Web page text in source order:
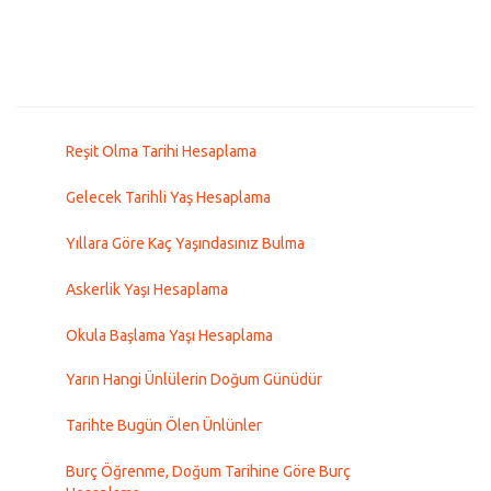
Reşit Olma Tarihi Hesaplama
Gelecek Tarihli Yaş Hesaplama
Yıllara Göre Kaç Yaşındasınız Bulma
Askerlik Yaşı Hesaplama
Okula Başlama Yaşı Hesaplama
Yarın Hangi Ünlülerin Doğum Günüdür
Tarihte Bugün Ölen Ünlünler
Burç Öğrenme, Doğum Tarihine Göre Burç